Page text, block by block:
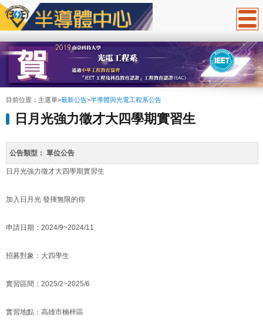
:::
目前位置： 主選單>最新公告>半導體與光電工程系公告
日月光強力徵才大四學期實習生
公告類型： 單位公告
日月光強力徵才大四學期實習生
加入日月光 發揮無限的你
申請日期：2024/9~2024/11
招募對象：大四學生
實習區間：2025/2~2025/6
實習地點：高雄市楠梓區